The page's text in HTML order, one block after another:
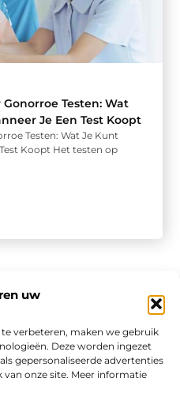
uw
verbeteren, maken we gebruik
Deze worden ingezet
gepersonaliseerde advertenties
onze site. Meer informatie
Testen: Wat
Je Een Test Koopt
Testen: Wat Je Kunt
Koopt Het testen op